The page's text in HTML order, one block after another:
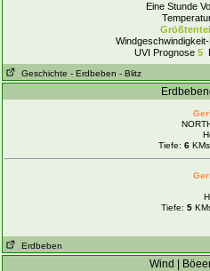
Eine Stunde
UVI Prognose5
Geschichte - Erdbeben - Blitz
Tiefe: 6KMs
Tiefe: 5
Erdbeben
Wind |